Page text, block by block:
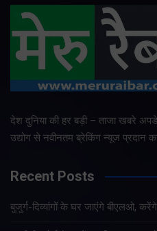
देश दुनिया की हर बड़ी – ताजा खबरे
उद्योग से नवीनतम ब्रेकिंग न्यूज प्रदान
Recent Posts
बुजुर्ग-दिव्यांगों के घर जाएंगे बीएलओ, करेंगे